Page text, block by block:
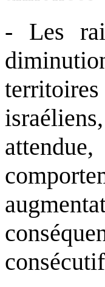
- Les